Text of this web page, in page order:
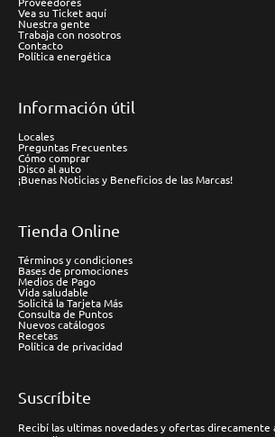
Vea su Ticket aquí
Nuestra gente
Trabaja con nosotros
Contacto
Política energética
Información útil
Locales
Preguntas Frecuentes
Cómo comprar
Disco al auto
¡Buenas Noticias y Beneficios de las Marcas!
Tienda Online
Términos y condiciones
Bases de promociones
Medios de Pago
Vida saludable
Solicitá la Tarjeta Más
Consulta de Puntos
Nuevos catálogos
Recetas
Política de privacidad
Suscríbite
Recibí las ultimas novedades y ofertas direcamente